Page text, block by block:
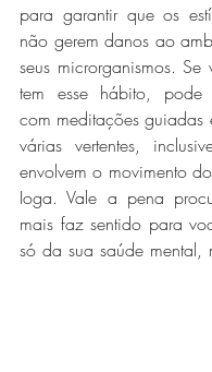
para garantir que os
não gerem danos ao
seus microrganismos.
tem esse hábito, pode
com meditações guiadas
várias vertentes,
envolvem o movimento
Ioga. Vale a pena
mais faz sentido para
só da sua saúde mental,